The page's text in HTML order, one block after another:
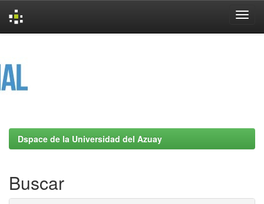
Dspace de la Universidad del Azuay
Buscar